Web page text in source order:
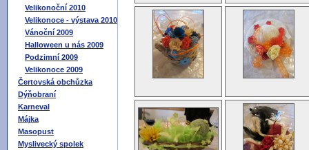
Velikonoční 2010
Velikonoce - výstava 2010
Vánoční 2009
Halloween u nás 2009
Podzimní 2009
Velikonoce 2009
Čertovská obchůzka
Dýňobraní
Karneval
Májka
Masopust
Myslivecký spolek